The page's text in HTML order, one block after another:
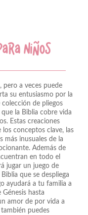
NIÑOS
pero a veces puede
su entusiasmo por la
de pliegos
la Biblia cobre vida
Estas creaciones
conceptos clave, las
más inusuales de la
Además de
en todo el
jugar un juego de
que se despliega
ayudará a tu familia a
hasta
amor de por vida a
también puedes